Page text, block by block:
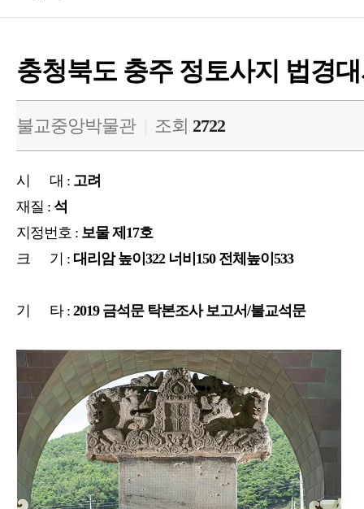
충청북도 충주 정토사지 법경
불교중앙박물관 조회 2722
시 대 : 고려
재질 : 석
지정번호 : 보물 제17호
크 기 : 대리암 높이322 너비150 전체높이533
기 타 : 2019 금석문 탁본조사 보고서/불교석문